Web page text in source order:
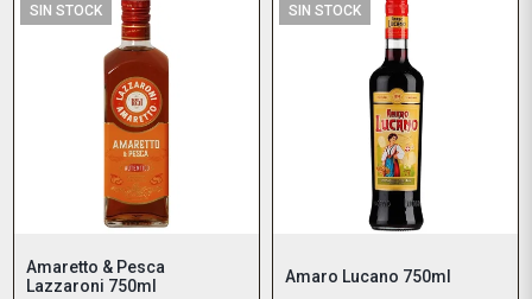
SIN STOCK
Amaretto & Pesca
Lazzaroni 750ml
SIN STOCK
Amaro Lucano 750ml